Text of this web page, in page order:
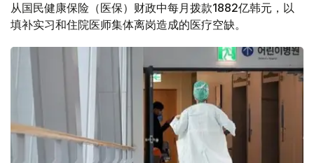
从国民健康保险（医保）财政中每月拨款1882亿韩元，以
填补实习和住院医师集体离岗造成的医疗空缺。